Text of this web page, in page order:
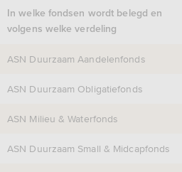
In welke fondsen wordt belegd en
volgens welke verdeling
ASN Duurzaam Aandelenfonds
ASN Duurzaam Obligatiefonds
ASN Milieu & Waterfonds
ASN Duurzaam Small & Midcapfonds